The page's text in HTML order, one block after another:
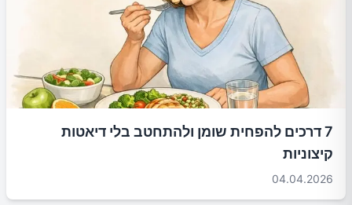
7 דרכים להפחית שומן ולהתחטב בלי דיאטות
קיצוניות
04.04.2026